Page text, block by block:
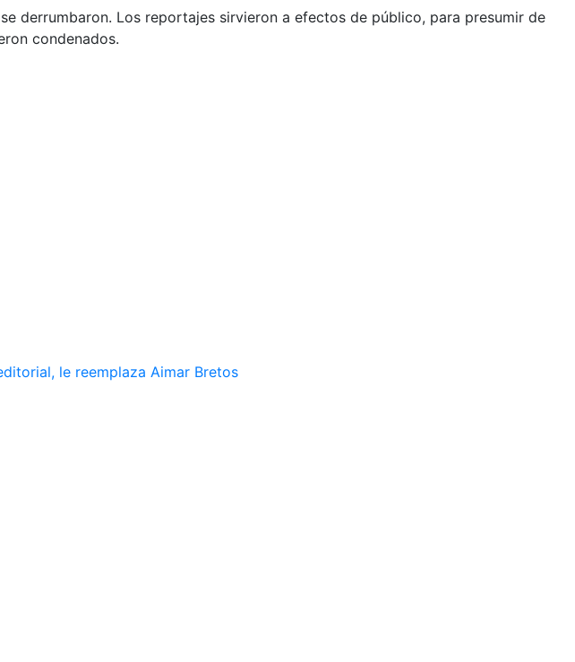
derrumbaron. Los reportajes sirvieron a efectos de público, para presumir de
condenados.
le reemplaza Aimar Bretos